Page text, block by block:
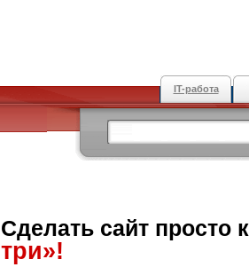
IT-работа
Сделать сайт просто
три»!